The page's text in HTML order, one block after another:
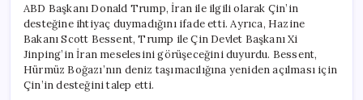
ABD Başkanı Donald Trump, İran ile ilgili olarak Çin’in
desteğine ihtiyaç duymadığını ifade etti. Ayrıca, Hazine
Bakanı Scott Bessent, Trump ile Çin Devlet Başkanı Xi
Jinping’in İran meselesini görüşeceğini duyurdu. Bessent,
Hürmüz Boğazı’nın deniz taşımacılığına yeniden açılması için
Çin’in desteğini talep etti.